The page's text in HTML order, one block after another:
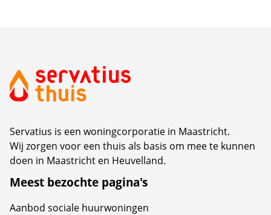
Servatius is een woningcorporatie in Maastricht.
Wij zorgen voor een thuis als basis om mee te kunnen
doen in Maastricht en Heuvelland.
Meest bezochte pagina's
Aanbod sociale huurwoningen